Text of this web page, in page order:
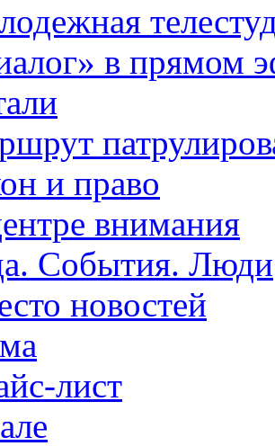
в прямом
и право
внимания
События. Люди
новостей
лист